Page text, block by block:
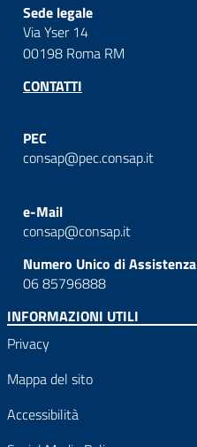
Sede legale
Via Yser 14
00198 Roma RM
CONTATTI
PEC
consap@pec.consap.it
e-Mail
consap@consap.it
Numero Unico di Assistenza
06 85796888
INFORMAZIONI UTILI
Privacy
Mappa del sito
Accessibilità